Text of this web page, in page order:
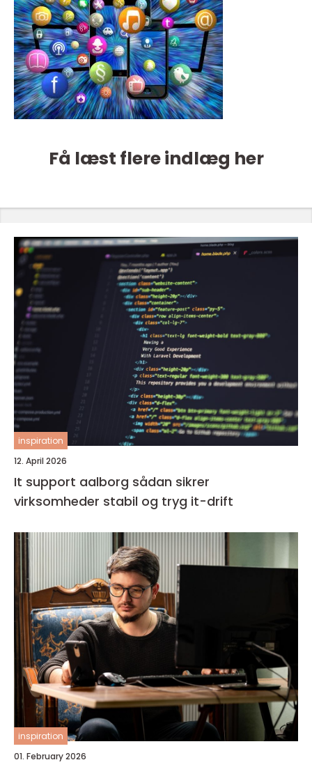
Få læst flere indlæg her
inspiration
12. April 2026
It support aalborg sådan sikrer
virksomheder stabil og tryg it-drift
inspiration
01. February 2026